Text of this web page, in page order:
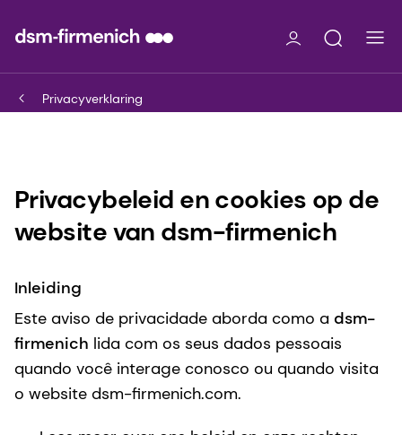
Privacyverklaring
Privacybeleid en cookies op de
website van dsm-firmenich
Inleiding
Este aviso de privacidade aborda como a dsm-
firmenich lida com os seus dados pessoais
quando você interage conosco ou quando visita
o website dsm-firmenich.com.